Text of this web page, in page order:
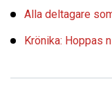
Alla deltagare
Krönika: Hoppas